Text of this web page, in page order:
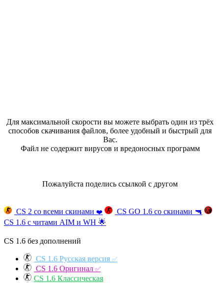
Для максимальной скорости вы можете выбрать один из трёх
способов скачивания файлов, более удобный и быстрый для
Вас.
Файл не содержит вирусов и вредоносных программ
Пожалуйста поделись ссылкой с другом
CS 2 со всеми скинами ❤️ CS GO 1.6 со скинами 🔫
CS 1.6 с читами AIM и WH 🌟
CS 1.6 без дополнений
CS 1.6 Русская версия ✅
CS 1.6 Оригинал ✅
CS 1.6 Классическая